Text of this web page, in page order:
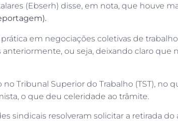
(Ebserh) disse, em nota, que houve
em negociações coletivas de
ou seja, deixando claro que
Tribunal Superior do Trabalho (TST),
o que deu celeridade ao trâmite.
sindicais resolveram solicitar a retirada